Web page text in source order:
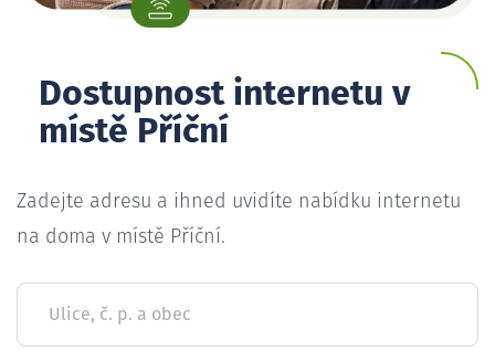
Dostupnost internetu v
místě Příční
Zadejte adresu a ihned uvidíte nabídku internetu
na doma v místě Příční.
Ulice, č. p. a obec